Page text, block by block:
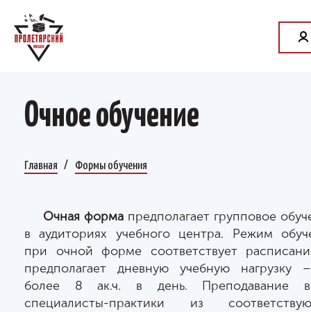
Очное обучение
Главная Формы обучения
Очная форма предполагает групповое
в аудиториях учебного центра. Режим
при очной форме соответствует
предполагает дневную учебную нагрузку
более 8 ак.ч. в день. Преподавание
специалисты-практики из